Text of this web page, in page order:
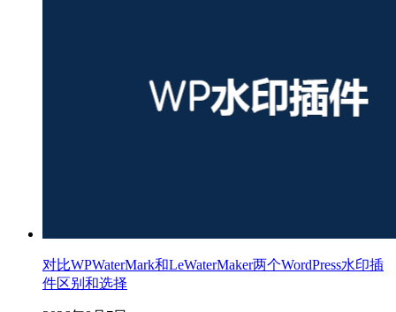
对比WPWaterMark和LeWaterMaker两个WordPress水印插
件区别和选择